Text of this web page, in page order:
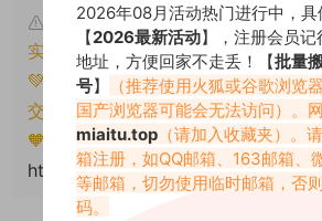
本文资源仅供个人参考学习，请
实将封禁账号权限！
💚本文资源均来源网友分享，若侵犯
交工单处理。
🧡转载请注明出处！原文链接：
https://www.miaitu.com/79831.html
2026年08月活动热门进行中，具
【2026最新活动】，注册会员
地址，方便回家不走丢！【批量
号】
（推荐使用火狐或谷歌浏览
国产浏览器可能会无法访问）。
miaitu.top （请加入收藏夹）。
箱注册，如QQ邮箱、163邮箱、
等邮箱，切勿使用临时邮箱，否
码。